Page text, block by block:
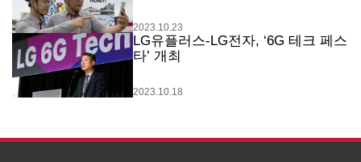
2023.10.23
LG유플러스-LG전자, ‘6G 테크 페스
타’ 개최
2023.10.18